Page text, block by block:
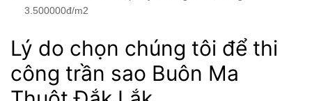
3.500000đ/m2
Lý do chọn chúng tôi để thi
công trần sao Buôn Ma